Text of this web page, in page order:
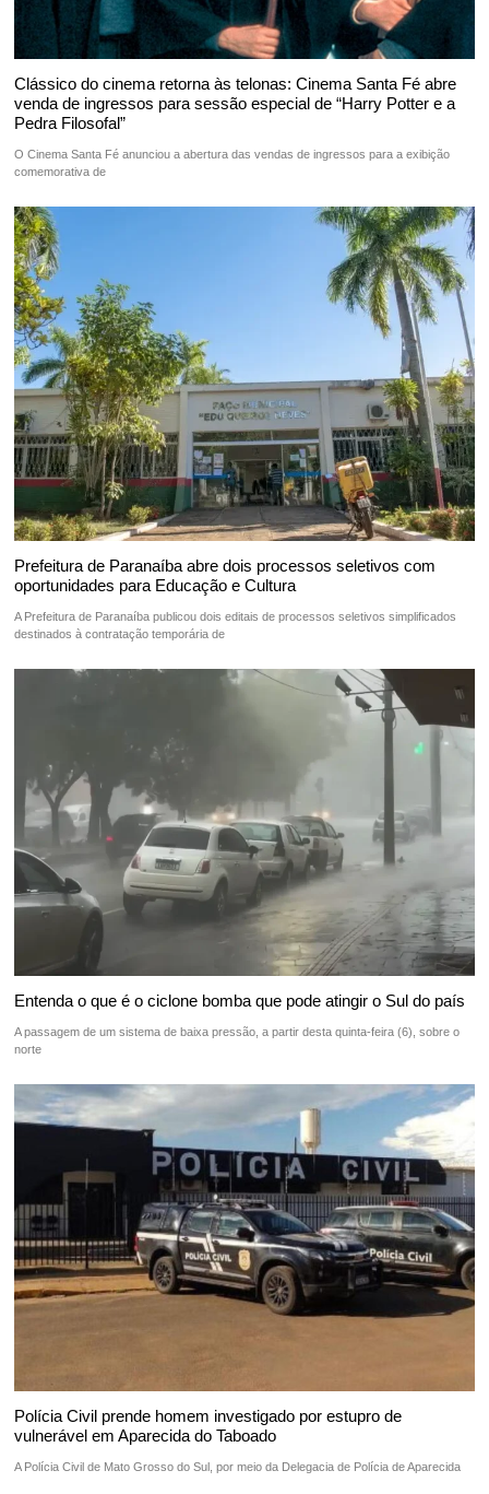
Clássico do cinema retorna às telonas: Cinema Santa Fé abre
venda de ingressos para sessão especial de “Harry Potter e a
Pedra Filosofal”
O Cinema Santa Fé anunciou a abertura das vendas de ingressos para a exibição
comemorativa de
Prefeitura de Paranaíba abre dois processos seletivos com
oportunidades para Educação e Cultura
A Prefeitura de Paranaíba publicou dois editais de processos seletivos simplificados
destinados à contratação temporária de
Entenda o que é o ciclone bomba que pode atingir o Sul do país
A passagem de um sistema de baixa pressão, a partir desta quinta-feira (6), sobre o
norte
Polícia Civil prende homem investigado por estupro de
vulnerável em Aparecida do Taboado
A Polícia Civil de Mato Grosso do Sul, por meio da Delegacia de Polícia de Aparecida